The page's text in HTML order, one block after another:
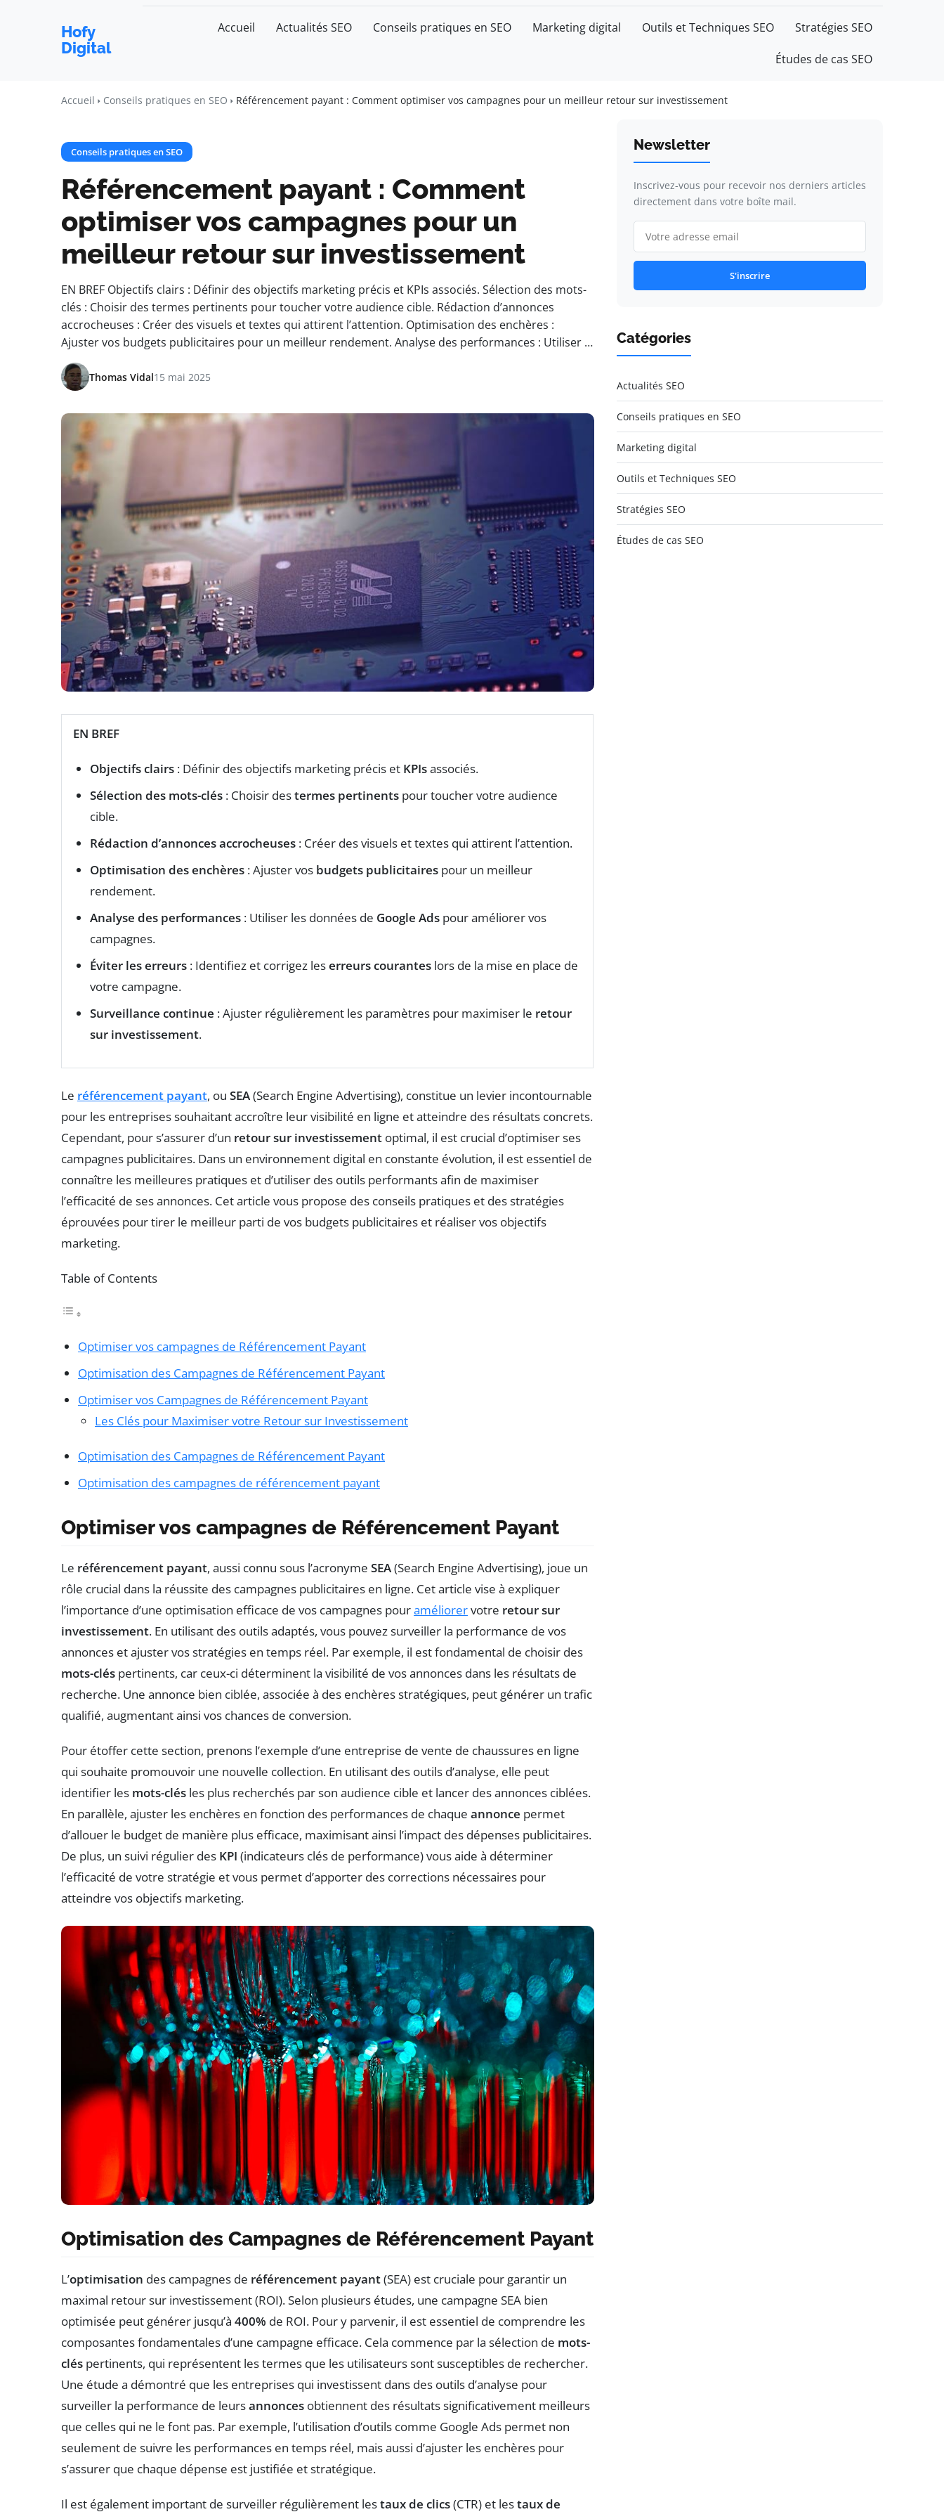
Hofy
Digital
Accueil Actualités SEO Conseils pratiques en SEO Marketing digital Outils et Techniques SEO Stratégies SEO
Études de cas SEO
Accueil Conseils pratiques en SEO Référencement payant : Comment optimiser vos campagnes pour un meilleur retour sur investissement
Conseils pratiques en SEO
Référencement payant : Comment
optimiser vos campagnes pour un
meilleur retour sur investissement
EN BREF Objectifs clairs : Définir des objectifs marketing précis et KPIs associés. Sélection des mots-
clés : Choisir des termes pertinents pour toucher votre audience cible. Rédaction d’annonces
accrocheuses : Créer des visuels et textes qui attirent l’attention. Optimisation des enchères :
Ajuster vos budgets publicitaires pour un meilleur rendement. Analyse des performances : Utiliser …
Thomas Vidal15 mai 2025
EN BREF
Objectifs clairs : Définir des objectifs marketing précis et KPIsassociés.
Sélection des mots-clés : Choisir destermes pertinents pour toucher votre audience
cible.
Rédaction d’annonces accrocheuses : Créer des visuels et textes qui attirent l’attention.
Optimisation des enchères : Ajuster vos budgets publicitaires pour un meilleur
rendement.
Analyse des performances : Utiliser les données de Google Ads pour améliorer vos
campagnes.
Éviter les erreurs : Identifiez et corrigez leserreurs courantes lors de la mise en place de
votre campagne.
Surveillance continue : Ajuster régulièrement les paramètres pour maximiser le retour
sur investissement.
Le référencement payant, ou SEA(Search Engine Advertising), constitue un levier incontournable
pour les entreprises souhaitant accroître leur visibilité en ligne et atteindre des résultats concrets.
Cependant, pour s’assurer d’un retour sur investissement optimal, il est crucial d’optimiser ses
campagnes publicitaires. Dans un environnement digital en constante évolution, il est essentiel de
connaître les meilleures pratiques et d’utiliser des outils performants afin de maximiser
l’efficacité de ses annonces. Cet article vous propose des conseils pratiques et des stratégies
éprouvées pour tirer le meilleur parti de vos budgets publicitaires et réaliser vos objectifs
marketing.
Table of Contents
Optimiser vos campagnes de Référencement Payant
Optimisation des Campagnes de Référencement Payant
Optimiser vos Campagnes de Référencement Payant
Les Clés pour Maximiser votre Retour sur Investissement
Optimisation des Campagnes de Référencement Payant
Optimisation des campagnes de référencement payant
Optimiser vos campagnes de Référencement Payant
Le référencement payant, aussi connu sous l’acronyme SEA(Search Engine Advertising), joue un
rôle crucial dans la réussite des campagnes publicitaires en ligne. Cet article vise à expliquer
l’importance d’une optimisation efficace de vos campagnes pouraméliorervotre retour sur
investissement. En utilisant des outils adaptés, vous pouvez surveiller la performance de vos
annonces et ajuster vos stratégies en temps réel. Par exemple, il est fondamental de choisir des
mots-clés pertinents, car ceux-ci déterminent la visibilité de vos annonces dans les résultats de
recherche. Une annonce bien ciblée, associée à des enchères stratégiques, peut générer un trafic
qualifié, augmentant ainsi vos chances de conversion.
Pour étoffer cette section, prenons l’exemple d’une entreprise de vente de chaussures en ligne
qui souhaite promouvoir une nouvelle collection. En utilisant des outils d’analyse, elle peut
identifier les mots-clés les plus recherchés par son audience cible et lancer des annonces ciblées.
En parallèle, ajuster les enchères en fonction des performances de chaque annonce permet
d’allouer le budget de manière plus efficace, maximisant ainsi l’impact des dépenses publicitaires.
De plus, un suivi régulier des KPI (indicateurs clés de performance) vous aide à déterminer
l’efficacité de votre stratégie et vous permet d’apporter des corrections nécessaires pour
atteindre vos objectifs marketing.
Optimisation des Campagnes de Référencement Payant
L’optimisation des campagnes de référencement payant(SEA) est cruciale pour garantir un
maximal retour sur investissement (ROI). Selon plusieurs études, une campagne SEA bien
optimisée peut générer jusqu’à 400% de ROI. Pour y parvenir, il est essentiel de comprendre les
composantes fondamentales d’une campagne efficace. Cela commence par la sélection de mots-
clés pertinents, qui représentent les termes que les utilisateurs sont susceptibles de rechercher.
Une étude a démontré que les entreprises qui investissent dans des outils d’analyse pour
surveiller la performance de leursannonces obtiennent des résultats significativement meilleurs
que celles qui ne le font pas. Par exemple, l’utilisation d’outils comme Google Ads permet non
seulement de suivre les performances en temps réel, mais aussi d’ajuster les enchères pour
s’assurer que chaque dépense est justifiée et stratégique.
Il est également important de surveiller régulièrement lestaux de clics(CTR) et lestaux de
Newsletter
Inscrivez-vous pour recevoir nos derniers articles
directement dans votre boîte mail.
S'inscrire
Catégories
Actualités SEO
Conseils pratiques en SEO
Marketing digital
Outils et Techniques SEO
Stratégies SEO
Études de cas SEO